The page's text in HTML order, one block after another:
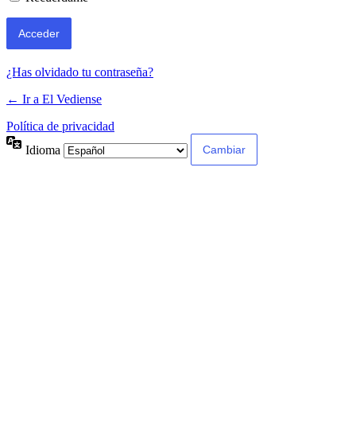
¿Has olvidado tu contraseña?
← Ir a El Vediense
Política de privacidad
Idioma